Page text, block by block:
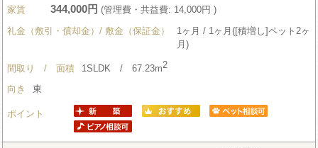
家賃 344,000円 (管理費・共益費: 14,000円 )
礼金（敷引・償却金）/ 敷金（保証金）
1ヶ月 / 1ヶ月([積増し]ペット2ヶ
月)
間取り / 面積 1SLDK / 67.23m2
向き 東
ポイント